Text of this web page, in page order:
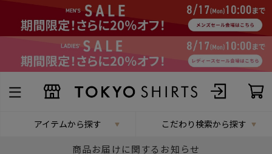
アイテムから探す こだわり検索から探す
商品お届けに関するお知らせ